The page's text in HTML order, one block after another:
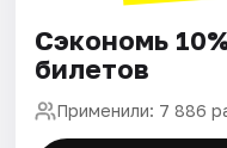
Сэкономь
билетов
Применили: 7 886